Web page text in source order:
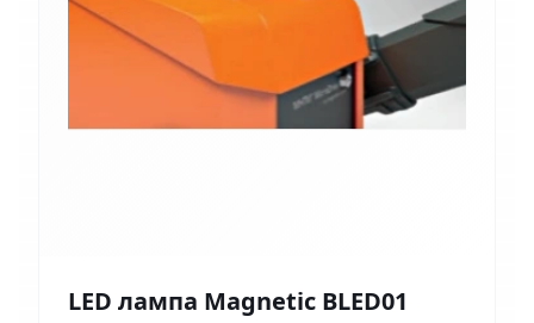
LED лампа Magnetic BLED01